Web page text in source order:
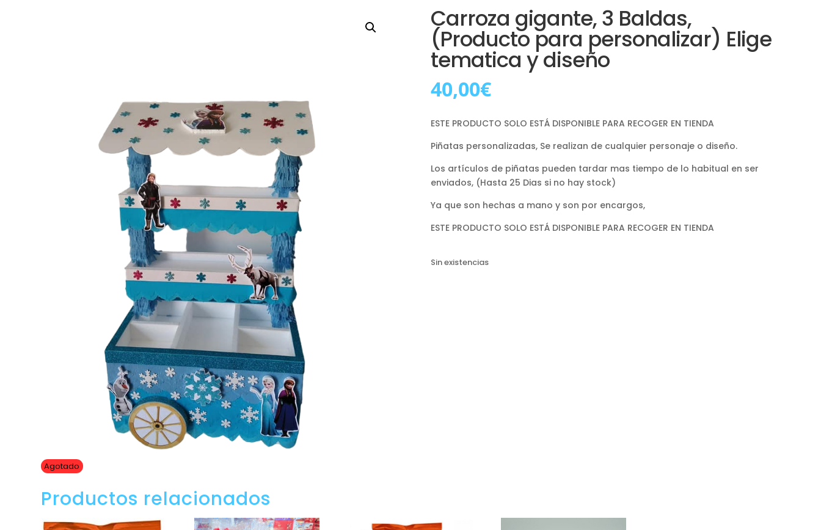
Agotado
Carroza gigante, 3 Baldas,
(Producto para personalizar) Elige
tematica y diseño
40,00€
ESTE PRODUCTO SOLO ESTÁ DISPONIBLE PARA RECOGER EN TIENDA
Piñatas personalizadas, Se realizan de cualquier personaje o diseño.
Los artículos de piñatas pueden tardar mas tiempo de lo habitual en ser
enviados, (Hasta 25 Dias si no hay stock)
Ya que son hechas a mano y son por encargos,
ESTE PRODUCTO SOLO ESTÁ DISPONIBLE PARA RECOGER EN TIENDA
Sin existencias
Productos relacionados